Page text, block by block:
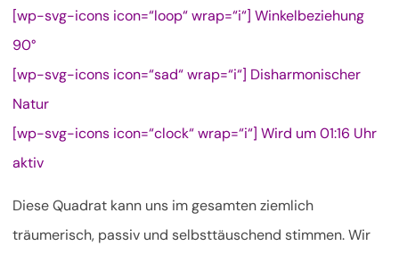
[wp-svg-icons icon=“loop“ wrap=“i“] Winkelbeziehung
90°
[wp-svg-icons icon=“sad“ wrap=“i“] Disharmonischer
Natur
[wp-svg-icons icon=“clock“ wrap=“i“] Wird um 01:16 Uhr
aktiv
Diese Quadrat kann uns im gesamten ziemlich
träumerisch, passiv und selbsttäuschend stimmen. Wir